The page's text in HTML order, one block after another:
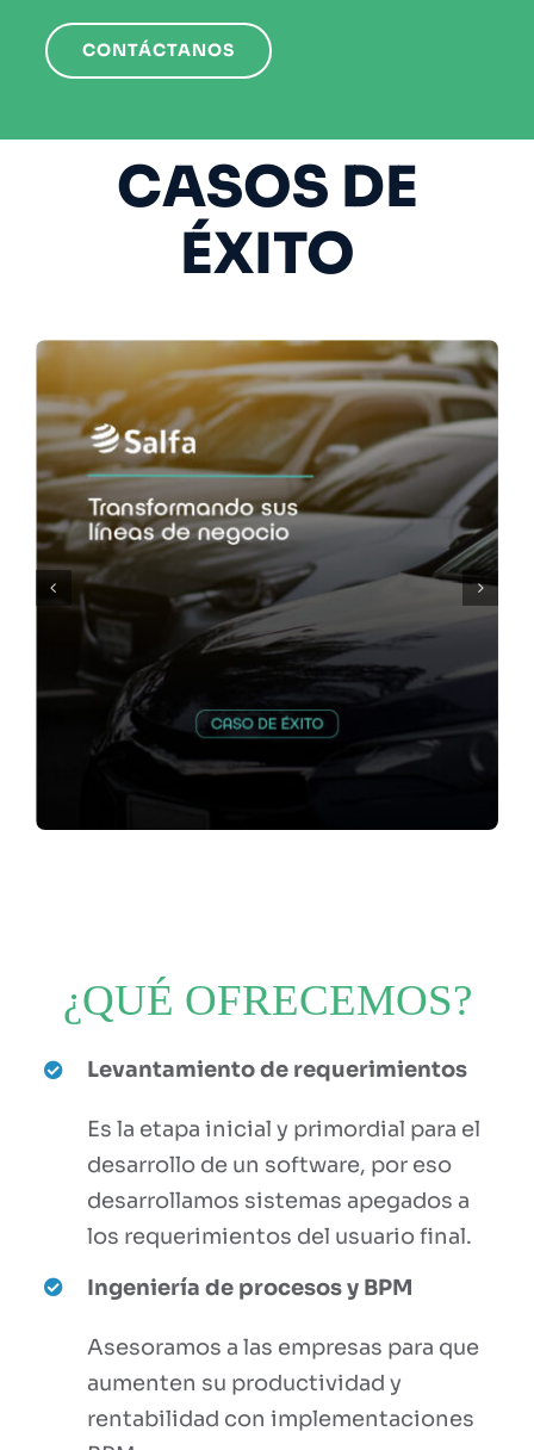
CONTÁCTANOS
CASOS DE
ÉXITO
¿QUÉ OFRECEMOS?
Levantamiento de requerimientos
Es la etapa inicial y primordial para el
desarrollo de un software, por eso
desarrollamos sistemas apegados a
los requerimientos del usuario final.
Ingeniería de procesos y BPM
Asesoramos a las empresas para que
aumenten su productividad y
rentabilidad con implementaciones